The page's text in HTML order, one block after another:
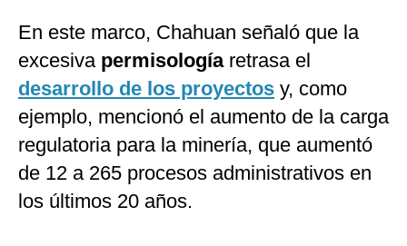
En este marco, Chahuan señaló que la
excesiva permisología retrasa el
desarrollo de los proyectos y, como
ejemplo, mencionó el aumento de la carga
regulatoria para la minería, que aumentó
de 12 a 265 procesos administrativos en
los últimos 20 años.